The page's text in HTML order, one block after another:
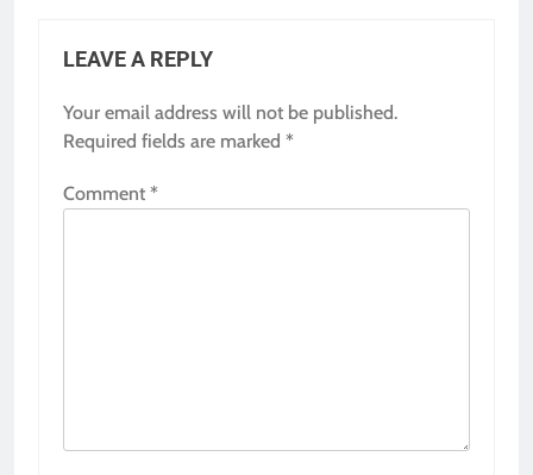
LEAVE A REPLY
Your email address will not be published.
Required fields are marked *
Comment *